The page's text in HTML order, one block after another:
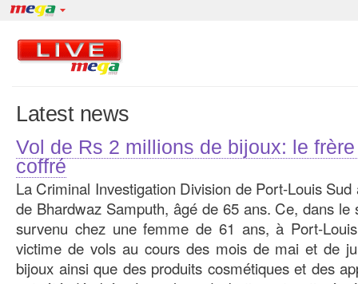
Latest news
Vol de Rs 2 millions de bijoux: le
coffré
La Criminal Investigation Division de Port-Louis Sud
de Bhardwaz Samputh, âgé de 65 ans. Ce, dans le
survenu chez une femme de 61 ans, à Port-
victime de vols au cours des mois de mai et de
bijoux ainsi que des produits cosmétiques et des